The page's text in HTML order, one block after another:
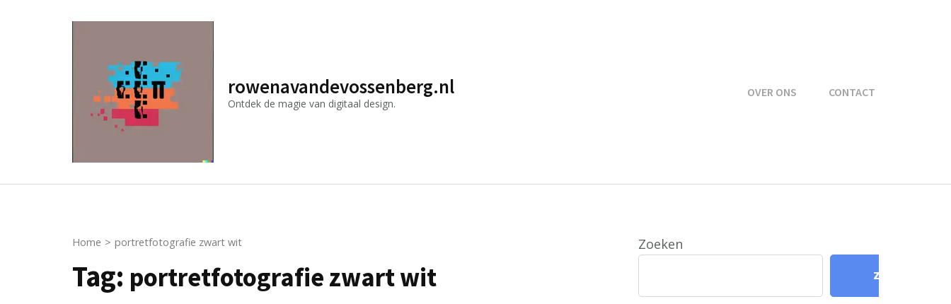
rowenavandevossenberg.nl
Ontdek de magie van digitaal design.
OVER ONS CONTACT
Home > portretfotografie zwart wit
Tag: portretfotografie zwart wit
Zoeken
Zoeken